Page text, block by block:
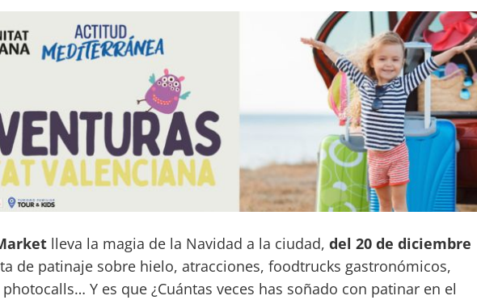
lleva la magia de la Navidad a la ciudad, del 20 de diciembre
de patinaje sobre hielo, atracciones, foodtrucks gastronómicos,
Y es que ¿Cuántas veces has soñado con patinar en el